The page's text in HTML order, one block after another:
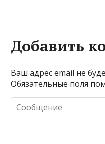
Добавить
Ваш адрес email не
Обязательные поля